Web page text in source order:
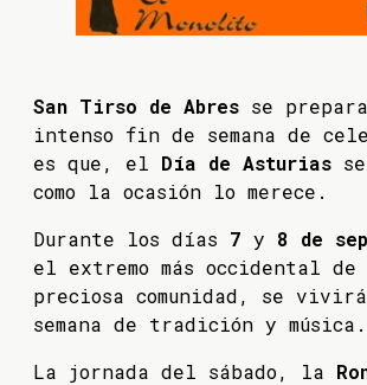
San Tirso de Abres se
intenso fin de semana de
es que, el Día de Asturias
como la ocasión lo merece.
Durante los días 7 y 8 de
el extremo más occidental de
preciosa comunidad, se
semana de tradición y música.
La jornada del sábado, la